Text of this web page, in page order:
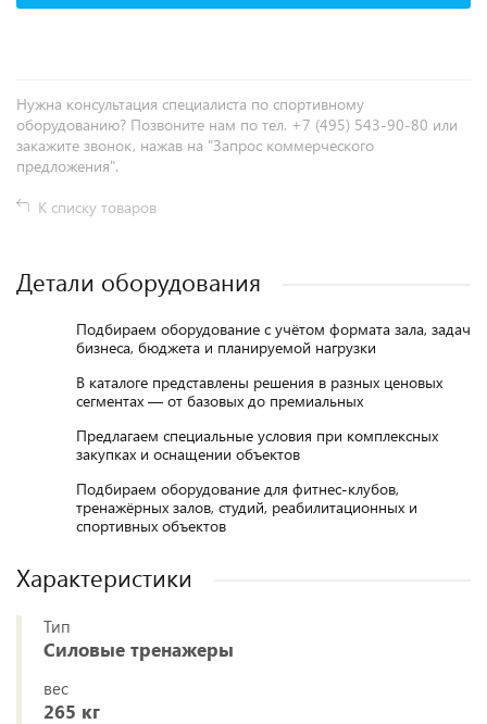
Нужна консультация специалиста по спортивному
оборудованию? Позвоните нам по тел. +7 (495) 543-90-80 или
закажите звонок, нажав на "Запрос коммерческого
предложения".
К списку товаров
Детали оборудования
Подбираем оборудование с учётом формата зала, задач
бизнеса, бюджета и планируемой нагрузки
В каталоге представлены решения в разных ценовых
сегментах — от базовых до премиальных
Предлагаем специальные условия при комплексных
закупках и оснащении объектов
Подбираем оборудование для фитнес-клубов,
тренажёрных залов, студий, реабилитационных и
спортивных объектов
Характеристики
Тип
Силовые тренажеры
вес
265 кг